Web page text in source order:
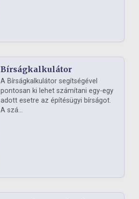
Bírságkalkulátor
A Bírságkalkulátor segítségével
pontosan ki lehet számítani egy-egy
adott esetre az építésügyi bírságot.
A szá...